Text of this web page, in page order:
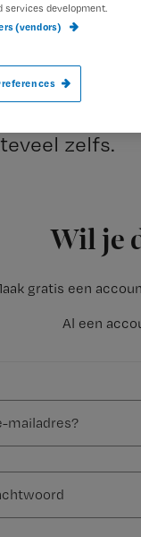
Wil je
gratis een
Al een
Wie wel eens
teveel zelfs.
services development.
(vendors)